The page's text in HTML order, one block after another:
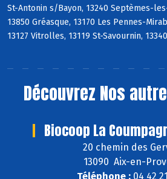
St-Antonin s/Bayon, 13240 Septèmes-
13850 Gréasque, 13170 Les Pennes-
13127 Vitrolles, 13119 St-Savournin,
Découvrez Nos
Biocoop La
20 chemin des
13090 Aix-en-
Téléphone : 04 42